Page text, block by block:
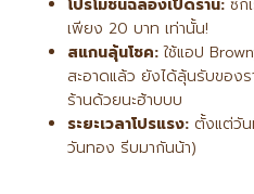
โปรโมชั่นฉลองเปิดร้าน: ซัก
เพียง 20 บาท เท่านั้น!
สแกนลุ้นโชค:ใช้แอป
สะอาดแล้ว ยังได้ลุ้นรับของ
ร้านด้วยนะฮ้าบบบ
ระยะเวลาโปรแรง: ตั้งแต่วั
วันทอง รีบมากันน้า)